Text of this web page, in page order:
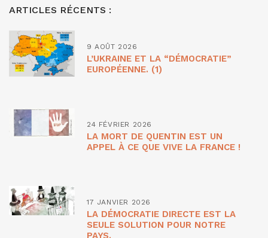
ARTICLES RÉCENTS :
9 AOÛT 2026
L’UKRAINE ET LA “DÉMOCRATIE”
EUROPÉENNE. (1)
24 FÉVRIER 2026
LA MORT DE QUENTIN EST UN
APPEL À CE QUE VIVE LA FRANCE !
17 JANVIER 2026
LA DÉMOCRATIE DIRECTE EST LA
SEULE SOLUTION POUR NOTRE
PAYS.